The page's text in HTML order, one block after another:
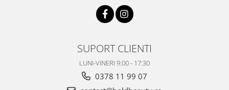
SUPORT CLIENTI
LUNI-VINERI 9:00 - 17:30
0378 11 99 07